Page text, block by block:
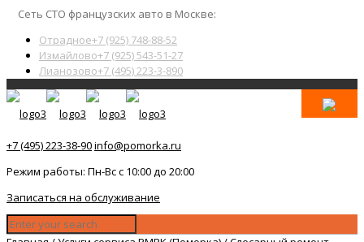
Сеть СТО французских авто в Москве:
Отрадное+7 (925) 748-88-52
Измайлово+7 (925) 543-51-27
Лианозово+7 (495) 223-3-890
+7 (495) 223-38-90info@pomorka.ru
Режим работы: Пн-Вс с 10:00 до 20:00
Записаться на обслуживание